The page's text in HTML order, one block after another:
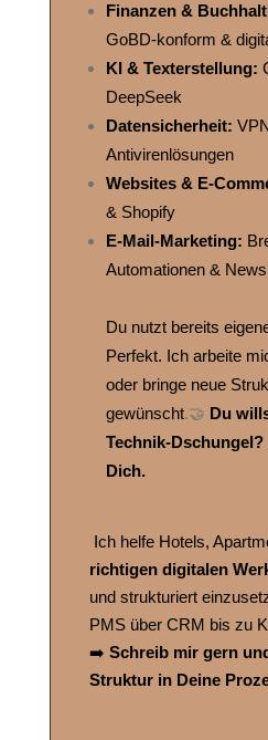
Finanzen &
GoBD-konform &
KI & Texterstellung:
DeepSeek
Datensicherheit:
Antivirenlösungen
Websites & E-
& Shopify
E-Mail-Marketing:
Automationen &
Du nutzt bereits
Perfekt. Ich arbeite
oder bringe neue
gewünscht.🤝 Du
Technik-
Dich.
Ich helfe Hotels,
richtigen digitalen
und strukturiert
PMS über CRM bis zu
➡️Schreib mir gern
Struktur in Deine